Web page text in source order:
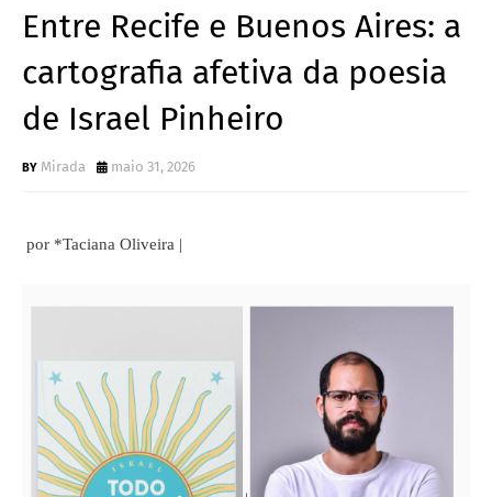
Entre Recife e Buenos Aires: a
cartografia afetiva da poesia
de Israel Pinheiro
Mirada maio 31, 2026
por *Taciana Oliveira |